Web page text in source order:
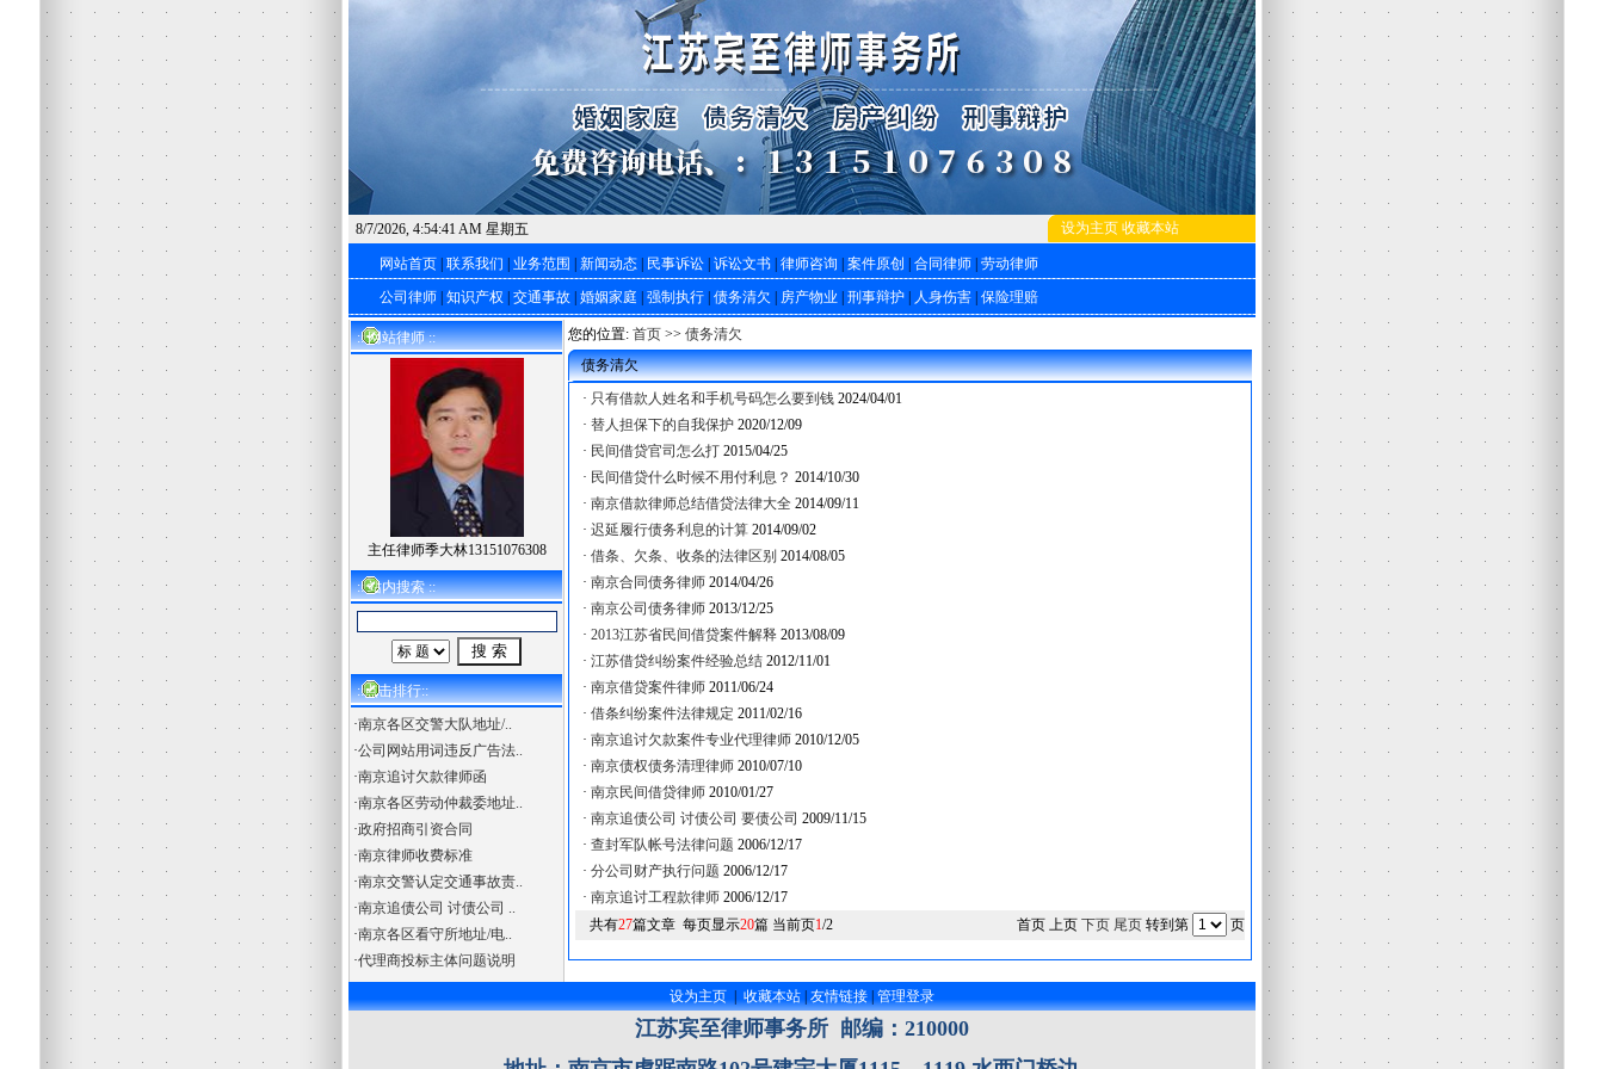
8/7/2026, 4:54:42 AM 星期五 设为主页 收藏本站
网站首页 联系我们 业务范围 新闻动态 民事诉讼 诉讼文书 律师咨询 案件原创 合同律师 劳动律师
公司律师 知识产权 交通事故 婚姻家庭 强制执行 债务清欠 房产物业 刑事辩护 人身伤害 保险理赔
:: 网站律师 ::
主任律师季大林13151076308
:: 站内搜索 ::
::点击排行::
·南京各区交警大队地址/..
·公司网站用词违反广告法..
·南京追讨欠款律师函
·南京各区劳动仲裁委地址..
·政府招商引资合同
·南京律师收费标准
·南京交警认定交通事故责..
·南京追债公司 讨债公司 ..
·南京各区看守所地址/电..
·代理商投标主体问题说明
您的位置: 首页 >> 债务清欠
债务清欠
· 只有借款人姓名和手机号码怎么要到钱 2024/04/01
· 替人担保下的自我保护 2020/12/09
· 民间借贷官司怎么打 2015/04/25
· 民间借贷什么时候不用付利息？ 2014/10/30
· 南京借款律师总结借贷法律大全 2014/09/11
· 迟延履行债务利息的计算 2014/09/02
· 借条、欠条、收条的法律区别 2014/08/05
· 南京合同债务律师 2014/04/26
· 南京公司债务律师 2013/12/25
· 2013江苏省民间借贷案件解释 2013/08/09
· 江苏借贷纠纷案件经验总结 2012/11/01
· 南京借贷案件律师 2011/06/24
· 借条纠纷案件法律规定 2011/02/16
· 南京追讨欠款案件专业代理律师 2010/12/05
· 南京债权债务清理律师 2010/07/10
· 南京民间借贷律师 2010/01/27
· 南京追债公司 讨债公司 要债公司 2009/11/15
· 查封军队帐号法律问题 2006/12/17
· 分公司财产执行问题 2006/12/17
· 南京追讨工程款律师 2006/12/17
共有27篇文章 每页显示20篇 当前页1/2 首页 上页 下页 尾页 转到第 页
设为主页 收藏本站 友情链接 管理登录
江苏宾至律师事务所 邮编：210000